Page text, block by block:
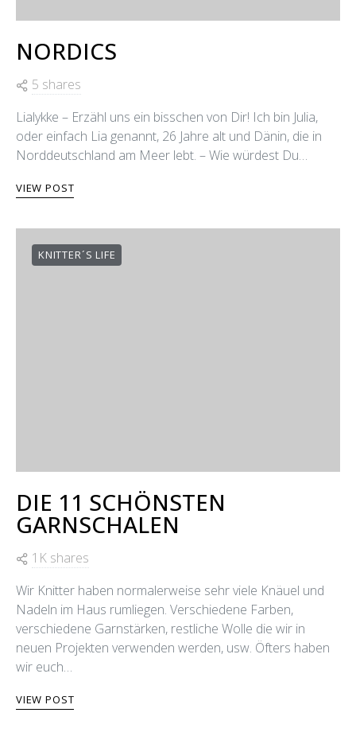
NORDICS
5 shares
Lialykke – Erzähl uns ein bisschen von Dir! Ich bin Julia,
oder einfach Lia genannt, 26 Jahre alt und Dänin, die in
Norddeutschland am Meer lebt. – Wie würdest Du…
VIEW POST
KNITTER´S LIFE
DIE 11 SCHÖNSTEN
GARNSCHALEN
1K shares
Wir Knitter haben normalerweise sehr viele Knäuel und
Nadeln im Haus rumliegen. Verschiedene Farben,
verschiedene Garnstärken, restliche Wolle die wir in
neuen Projekten verwenden werden, usw. Öfters haben
wir euch…
VIEW POST